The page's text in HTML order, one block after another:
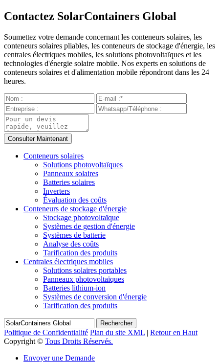
Contactez SolarContainers Global
Soumettez votre demande concernant les conteneurs solaires, les
conteneurs solaires pliables, les conteneurs de stockage d'énergie, les
centrales électriques mobiles, les solutions photovoltaïques et les
technologies d'énergie solaire mobile. Nos experts en solutions de
conteneurs solaires et d'alimentation mobile répondront dans les 24
heures.
Conteneurs solaires
Solutions photovoltaïques
Panneaux solaires
Batteries solaires
Inverters
Évaluation des coûts
Conteneurs de stockage d'énergie
Stockage photovoltaïque
Systèmes de gestion d'énergie
Systèmes de batterie
Analyse des coûts
Tarification des produits
Centrales électriques mobiles
Solutions solaires portables
Panneaux photovoltaïques
Batteries lithium-ion
Systèmes de conversion d'énergie
Tarification des produits
Rechercher
Politique de Confidentialité Plan du site XML | Retour en Haut
Copyright © Tous Droits Réservés.
Envoyer une Demande